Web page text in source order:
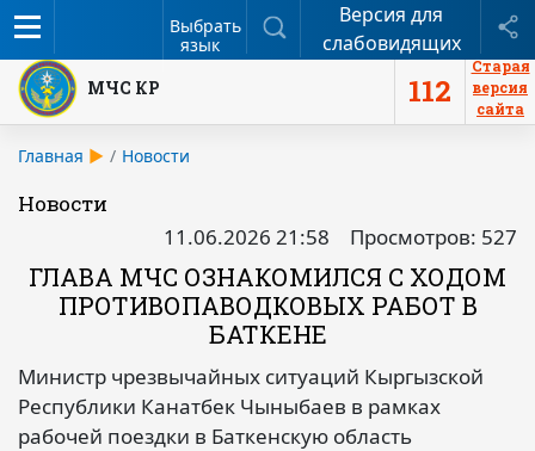
Меню
Выбрать
язык
ПоискВерсия для
слабовидящих
МЧС КР 112
Старая
версия
сайта
Главная Новости
Новости
11.06.2026 21:58
Просмотров: 527
ГЛАВА МЧС ОЗНАКОМИЛСЯ С ХОДОМ
ПРОТИВОПАВОДКОВЫХ РАБОТ В
БАТКЕНЕ
Министр чрезвычайных ситуаций Кыргызской
Республики Канатбек Чыныбаев в рамках
рабочей поездки в Баткенскую область